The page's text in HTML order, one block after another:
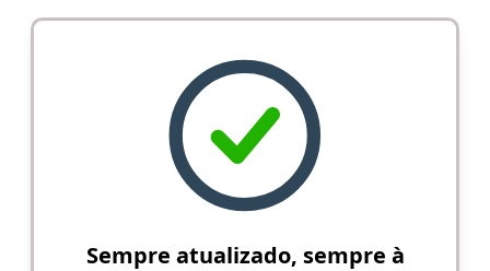
Sempre atualizado, sempre à